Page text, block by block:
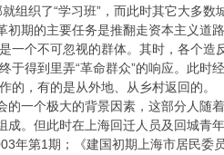
织了“学习班”，而此时其它大多数
初期的主要任务是推翻走资本主义
一个不可忽视的群体。其时，各个
于得到里弄“革命群众”的响应。此
的，有的是从外地、从乡村返回的
的一个极大的背景因素，这部分人
成。但此时在上海回迁人员及回城
年第1期；《建国初期上海市居民